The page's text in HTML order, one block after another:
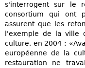
s'interrogent sur le
consortium qui ont
assurent que les
l'exemple de la ville
culture, en 2004 :
européenne de la
restauration ne